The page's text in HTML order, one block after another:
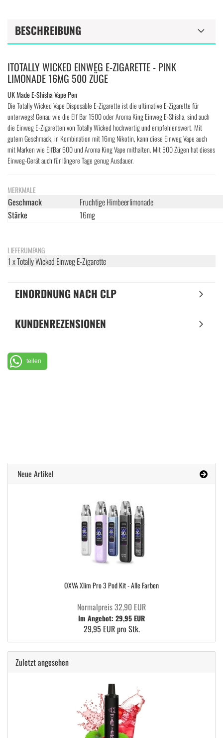
BESCHREIBUNG
ITOTALLY WICKED EINWEG E-ZIGARETTE - PINK
LIMONADE 16MG 500 ZÜGE
UK Made E-Shisha Vape Pen
Die Totally Wicked Vape Disposable E-Zigarette ist die ultimative E-Zigarette für
unterwegs! Genau wie die Elf Bar 1500 oder Aroma King Einweg E-Shisha, sind auch
die Einweg E-Zigaretten von Totally Wicked hochwertig und empfehlenswert. Mit
gutem Geschmack, in Kombination mit 16mg Nikotin, kann diese Einweg Vape auch
mit Marken wie ElfBar 600 und Aroma King Vape mithalten. Mit 500 Zügen hat dieses
Einweg-Gerät auch für längere Tage genug Ausdauer.
MERKMALE
Geschmack
Fruchtige Himbeerlimonade
Stärke
16mg
LIEFERUMFANG
1 x Totally Wicked Einweg E-Zigarette
EINORDNUNG NACH CLP
KUNDENREZENSIONEN
teilen
Neue Artikel
OXVA Xlim Pro 3 Pod Kit - Alle Farben
Normalpreis 32,90 EUR
Im Angebot: 29,95 EUR
29,95 EUR pro Stk.
Zuletzt angesehen